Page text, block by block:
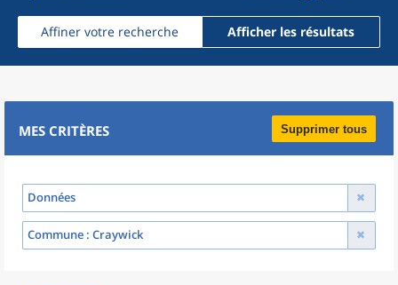
Affiner votre recherche Afficher les résultats
MES CRITÈRES Supprimer tous
Données
Commune : Craywick